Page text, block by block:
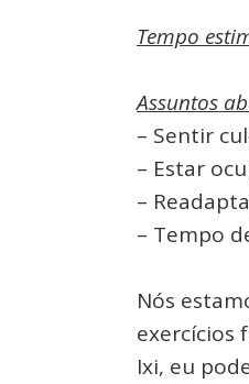
Tempo
Assuntos
– Sentir
– Estar
–
– Tempo
Nós
exercícios
Ixi, eu